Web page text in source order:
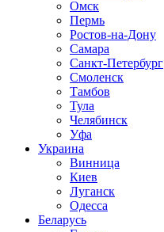
Омск
Пермь
Ростов-на-Дону
Самара
Санкт-Петербург
Смоленск
Тамбов
Тула
Челябинск
Уфа
Украина
Винница
Киев
Луганск
Одесса
Беларусь